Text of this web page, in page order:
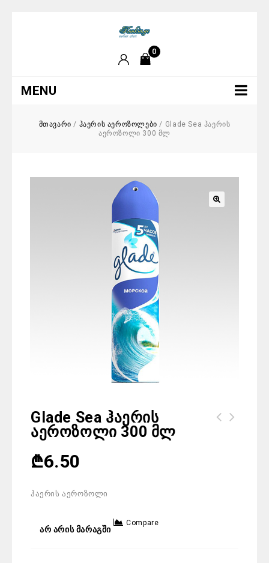
0
MENU
მთავარი / ჰაერის აეროზოლები / Glade Sea ჰაერის
აეროზოლი 300 მლ
Glade Sea Ჰაერის
Აეროზოლი 300 Მლ
₾6.50
ჰაერის აეროზოლი
არ არის მარაგში
Compare